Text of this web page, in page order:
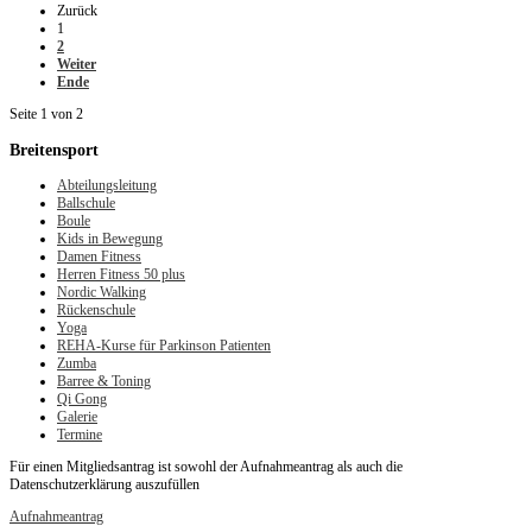
Zurück
1
2
Weiter
Ende
Seite 1 von 2
Breitensport
Abteilungsleitung
Ballschule
Boule
Kids in Bewegung
Damen Fitness
Herren Fitness 50 plus
Nordic Walking
Rückenschule
Yoga
REHA-Kurse für Parkinson Patienten
Zumba
Barree & Toning
Qi Gong
Galerie
Termine
Für einen Mitgliedsantrag ist sowohl der Aufnahmeantrag als auch die
Datenschutzerklärung auszufüllen
Aufnahmeantrag